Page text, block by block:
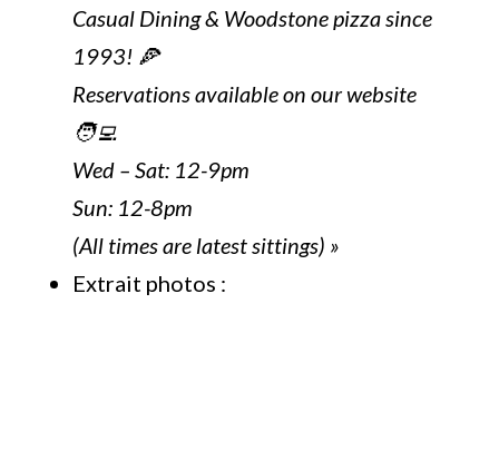
Casual Dining & Woodstone pizza since
1993! 🍕
Reservations available on our website
🧑‍💻
Wed – Sat: 12-9pm
Sun: 12-8pm
(All times are latest sittings) »
Extrait photos :